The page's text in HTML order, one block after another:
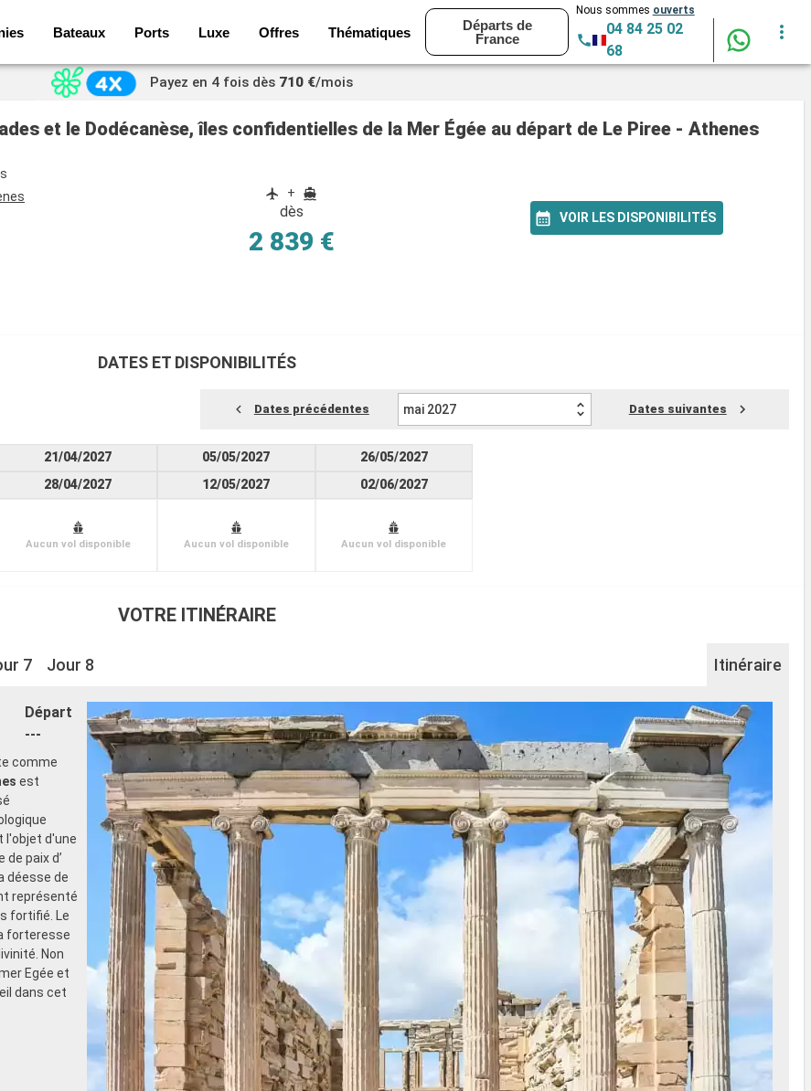
Bateaux Ports Luxe Offres Thématiques
Départs de
France
Nous sommes ouverts
04 84 25 02
68
Payez en 4 fois dès 710 €/mois
et le Dodécanèse, îles confidentielles de la Mer Égée au départ de Le Piree - Athenes
+
dès
2 839 €
VOIR LES DISPONIBILITÉS
DATES ET DISPONIBILITÉS
Dates précédentes mai 2027 Dates suivantes
21/04/2027
28/04/2027
Aucun vol disponible
05/05/2027
12/05/2027
Aucun vol disponible
26/05/2027
02/06/2027
Aucun vol disponible
VOTRE ITINÉRAIRE
7 Jour 8 Itinéraire
Départ
---
comme
est
l'objet d'une
paix d’
déesse de
représenté
fortifié. Le
forteresse
Non
Egée et
dans cet